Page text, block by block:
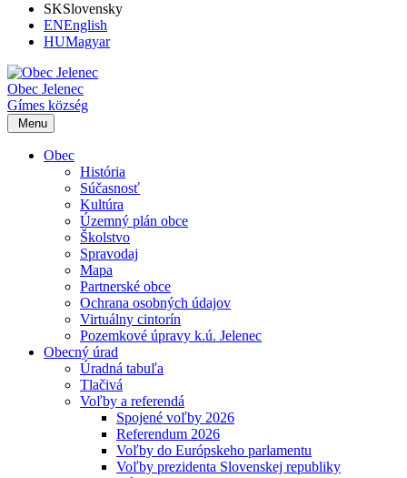
SKSlovensky
ENEnglish
HUMagyar
Obec Jelenec
Gímes község
Menu
Obec
História
Súčasnosť
Kultúra
Územný plán obce
Školstvo
Spravodaj
Mapa
Partnerské obce
Ochrana osobných údajov
Virtuálny cintorín
Pozemkové úpravy k.ú. Jelenec
Obecný úrad
Úradná tabuľa
Tlačivá
Voľby a referendá
Spojené voľby 2026
Referendum 2026
Voľby do Európskeho parlamentu
Voľby prezidenta Slovenskej republiky